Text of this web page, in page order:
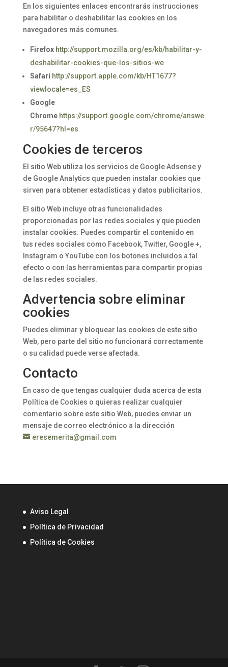
En los siguientes enlaces encontrarás instrucciones
para habilitar o deshabilitar las cookies en los
navegadores más comunes.
Firefox http://support.mozilla.org/es/kb/habilitar-y-
deshabilitar-cookies-que-los-sitios-we
Safari http://support.apple.com/kb/HT1677?
viewlocale=es_ES
Google
Chrome https://support.google.com/chrome/answe
r/95647?hl=es
Cookies de terceros
El sitio Web utiliza los servicios de Google Adsense y
de Google Analytics que pueden instalar cookies que
sirven para obtener estadísticas y datos publicitarios.
El sitio Web incluye otras funcionalidades
proporcionadas por las redes sociales y que pueden
instalar cookies. Puedes compartir el contenido en
tus redes sociales como Facebook, Twitter, Google +,
Instagram o YouTube con los botones incluidos a tal
efecto o con las herramientas para compartir propias
de las redes sociales.
Advertencia sobre eliminar
cookies
Puedes eliminar y bloquear las cookies de este sitio
Web, pero parte del sitio no funcionará correctamente
o su calidad puede verse afectada.
Contacto
En caso de que tengas cualquier duda acerca de esta
Política de Cookies o quieras realizar cualquier
comentario sobre este sitio Web, puedes enviar un
mensaje de correo electrónico a la dirección
eresemerita@gmail.com
Aviso Legal
Política de Privacidad
Política de Cookies